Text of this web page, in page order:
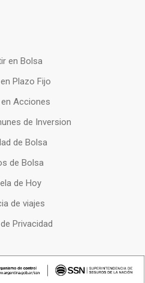
en Bolsa
Plazo Fijo
Acciones
de Inversion
de Bolsa
de Bolsa
de Hoy
de viajes
Privacidad